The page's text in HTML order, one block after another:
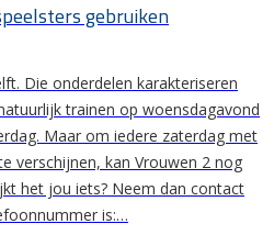
gebruiken
Die onderdelen karakteriseren
trainen op woensdagavond
Maar om iedere zaterdag met
verschijnen, kan Vrouwen 2 nog
het jou iets? Neem dan contact
is:…